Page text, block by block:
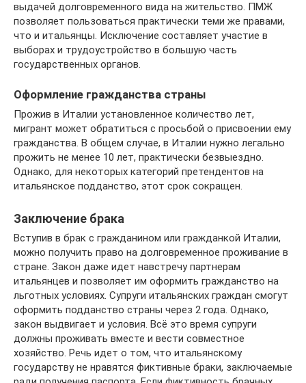
выдачей долговременного вида на жительство. ПМЖ
позволяет пользоваться практически теми же правами,
что и итальянцы. Исключение составляет участие в
выборах и трудоустройство в большую часть
государственных органов.
Оформление гражданства страны
Прожив в Италии установленное количество лет,
мигрант может обратиться с просьбой о присвоении ему
гражданства. В общем случае, в Италии нужно легально
прожить не менее 10 лет, практически безвыездно.
Однако, для некоторых категорий претендентов на
итальянское подданство, этот срок сокращен.
Заключение брака
Вступив в брак с гражданином или гражданкой Италии,
можно получить право на долговременное проживание в
стране. Закон даже идет навстречу партнерам
итальянцев и позволяет им оформить гражданство на
льготных условиях. Супруги итальянских граждан смогут
оформить подданство страны через 2 года. Однако,
закон выдвигает и условия. Всё это время супруги
должны проживать вместе и вести совместное
хозяйство. Речь идет о том, что итальянскому
государству не нравятся фиктивные браки, заключаемые